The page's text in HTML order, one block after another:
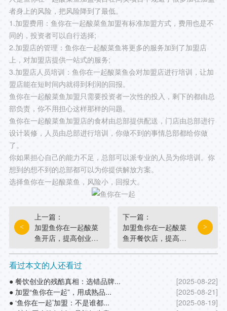
者身上的风险，把风险降到了最低。
1.加盟费用：鱼你在一起酸菜鱼加盟有标准加盟方式，费用也是不
同的，投资者可以自行选择;
2.加盟店的管理：鱼你在一起酸菜鱼将更多的服务加到了加盟店
上，对加盟店提供一站式的服务;
3.加盟店人员培训：鱼你在一起酸菜鱼会对加盟店进行培训，让加
盟店能在短时间内就得到利润的回报。
鱼你在一起酸菜鱼加盟只需要投资者一次性的投入，剩下的都由总
部负责，你不用担心这样那样的问题。
鱼你在一起酸菜鱼加盟店的食材由总部提供配送，门店由总部进行
设计装修，人员由总部进行培训，你做不到的事情总部都给你做
了。
你如果担心自己的能力不足，总部可以派专业的人员为你培训。你
想到的想不到的总部都可以为你提供解放方案。
选择鱼你在一起酸菜鱼，风险小，回报大。
<
上一篇：
加盟鱼你在一起酸菜
鱼开店，提高创业成
>
下一篇：
加盟鱼你在一起酸菜
鱼开餐饮店，提高创
看过本文的人还看过
[2025-08-22]
● 餐饮创业的残酷真相：选错品牌...
[2025-08-21]
● 加盟“鱼你在一起”，用成熟品...
[2025-08-19]
● ‘鱼你在一起’加盟：不是谁都...